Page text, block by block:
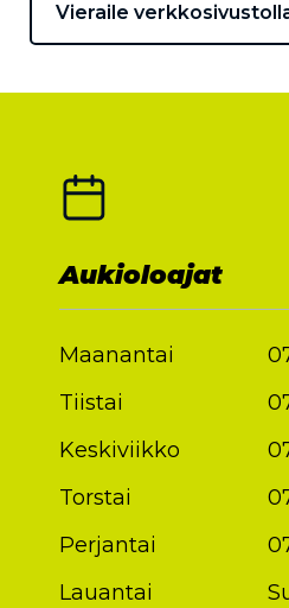
Vieraile
Aukioloajat
Maanantai
Tiistai
Keskiviikko
Torstai
Perjantai
Lauantai